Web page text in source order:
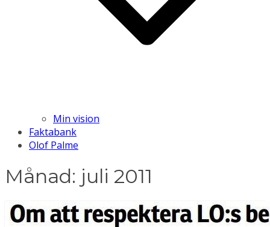
Min vision
Faktabank
Olof Palme
Månad: juli 2011